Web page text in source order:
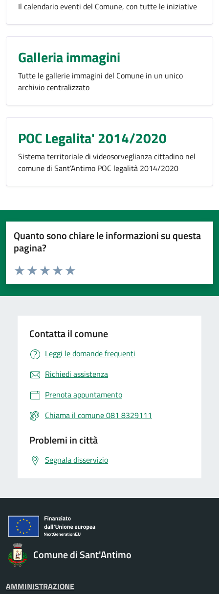
Il calendario eventi del Comune, con tutte le iniziative
Galleria immagini
Tutte le gallerie immagini del Comune in un unico
archivio centralizzato
POC Legalita' 2014/2020
Sistema territoriale di videosorveglianza cittadino nel
comune di Sant’Antimo POC legalità 2014/2020
Quanto sono chiare le informazioni su questa
pagina?
Valuta da 1 a 5 stelle la pagina
Valuta 5 stelle su 5
Valuta 4 stelle su 5
Valuta 3 stelle su 5
Valuta 2 stelle su 5
Valuta 1 stelle su 5
Contatta il comune
Leggi le domande frequenti
Richiedi assistenza
Prenota appuntamento
Chiama il comune 081 8329111
Problemi in città
Segnala disservizio
Comune di Sant'Antimo
AMMINISTRAZIONE